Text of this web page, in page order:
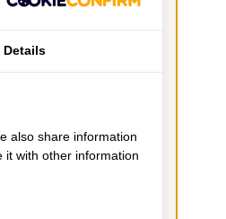
Details
also share information
it with other information